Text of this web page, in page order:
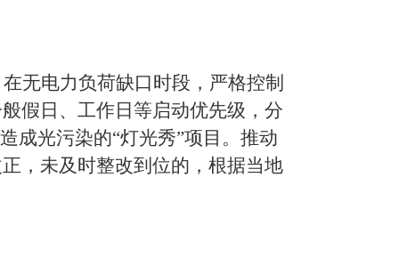
无电力负荷缺口时段，严格控制
假日、工作日等启动优先级，分
成光污染的“灯光秀”项目。推动
，未及时整改到位的，根据当地